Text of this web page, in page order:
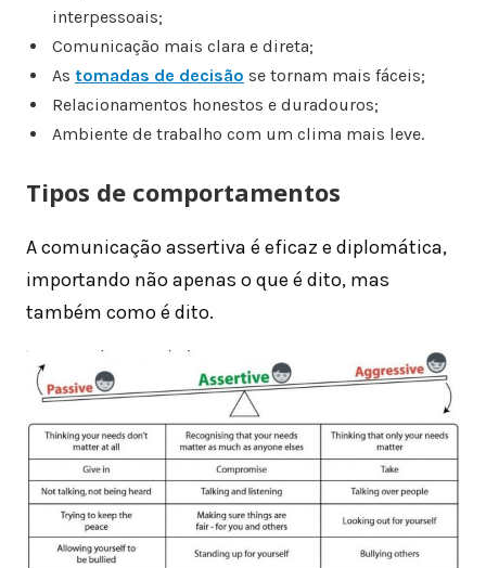
interpessoais;
Comunicação mais clara e direta;
As tomadas de decisão se tornam mais fáceis;
Relacionamentos honestos e duradouros;
Ambiente de trabalho com um clima mais leve.
Tipos de comportamentos
A comunicação assertiva é eficaz e diplomática,
importando não apenas o que é dito, mas
também como é dito.